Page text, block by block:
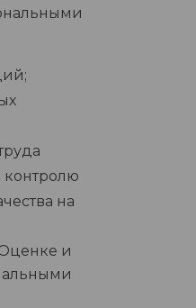
контролю
на
и